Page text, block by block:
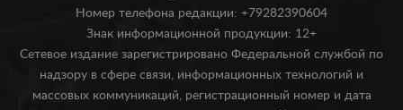
Номер телефона редакции: +79282390604
Знак информационной продукции: 12+
Сетевое издание зарегистрировано Федеральной службой по
надзору в сфере связи, информационных технологий и
массовых коммуникаций, регистрационный номер и дата